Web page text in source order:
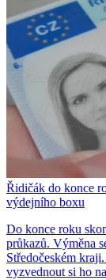
Řidičák do konce
výdejního boxu
Do konce roku
průkazů. Výměna
Středočeském
vyzvednout si ho